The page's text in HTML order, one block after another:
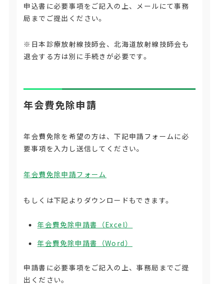
申込書に必要事項をご記入の上、メールにて事務
局までご提出ください。
※日本診療放射線技師会、北海道放射線技師会も
退会する方は別に手続きが必要です。
年会費免除申請
年会費免除を希望の方は、下記申請フォームに必
要事項を入力し送信してください。
年会費免除申請フォーム
もしくは下記よりダウンロードもできます。
年会費免除申請書（Excel）
年会費免除申請書（Word）
申請書に必要事項をご記入の上、事務局までご提
出ください。